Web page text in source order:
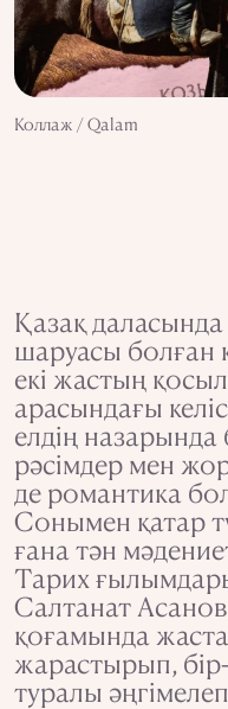
Коллаж / Qalam
Қазақ
шаруасы болған
екі жастың
арасындағы
елдің
рәсімдер мен
де романтика
Сонымен қатар
ғана тән
Тарих
Салтанат
қоғамында
жарастырып,
туралы